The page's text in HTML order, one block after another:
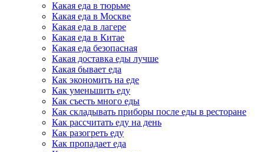
Какая еда в тюрьме
Какая еда в Москве
Какая еда в лагере
Какая еда в Китае
Какая еда безопасная
Какая доставка еды лучше
Какая бывает еда
Как экономить на еде
Как уменьшить еду
Как съесть много еды
Как складывать приборы после еды в ресторане
Как рассчитать еду на день
Как разогреть еду
Как пропадает еда